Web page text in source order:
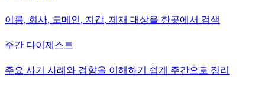
이름, 회사, 도메인, 지갑, 제재 대상을 한곳에서 검색
주간 다이제스트
주요 사기 사례와 경향을 이해하기 쉽게 주간으로 정리